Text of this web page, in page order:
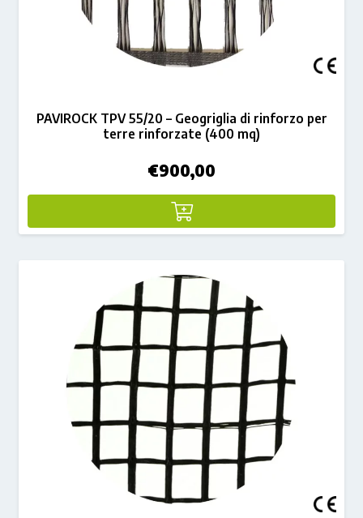
PAVIROCK TPV 55/20 – Geogriglia di rinforzo per
terre rinforzate (400 mq)
€900,00